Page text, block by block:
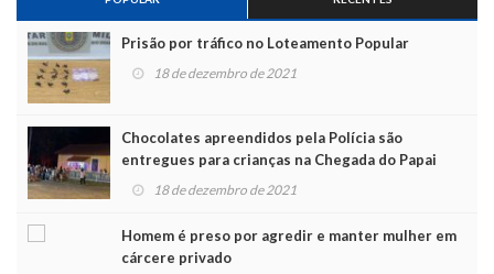
Prisão por tráfico no Loteamento Popular
18 de dezembro de 2021
Chocolates apreendidos pela Polícia são
entregues para crianças na Chegada do Papai
Noel 18 de dezembro de 2021
Homem é preso por agredir e manter mulher em
cárcere privado